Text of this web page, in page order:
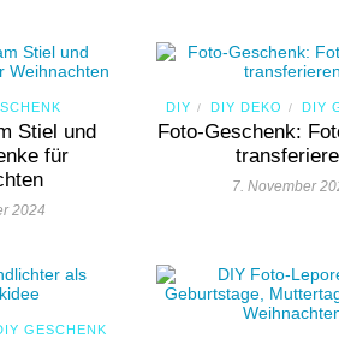
Stiel und
für
2024
DIY / DIY DEKO / DIY
Foto-Geschenk:
7. November
GESCHENK